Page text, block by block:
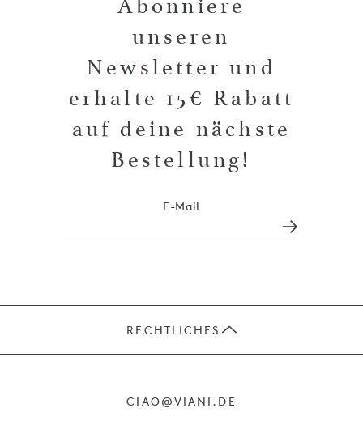
Abonniere
unseren
Newsletter und
erhalte 15€ Rabatt
auf deine nächste
Bestellung!
E-Mail
RECHTLICHES
CIAO@VIANI.DE